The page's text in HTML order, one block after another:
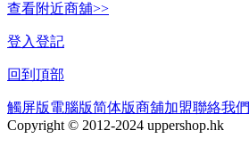
查看附近商舖>>
登入登記
回到頂部
觸屏版電腦版简体版商舖加盟聯絡我們
Copyright © 2012-2024 uppershop.hk